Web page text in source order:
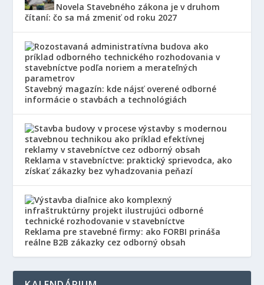
Novela Stavebného zákona je v druhom
čítaní: čo sa má zmeniť od roku 2027
Stavebný magazín: kde nájsť overené odborné
informácie o stavbách a technológiách
Reklama v stavebníctve: praktický sprievodca, ako
získať zákazky bez vyhadzovania peňazí
Reklama pre stavebné firmy: ako FORBI prináša
reálne B2B zákazky cez odborný obsah